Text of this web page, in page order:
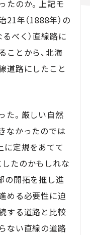
たのか。上記モ
21年（1888年）の
べく）直線路に
ことから、北海
道路にしたこと
た。厳しい自然
なかったのでは
に定規をあてて
たのかもしれな
の開拓を推し進
める必要性に迫
する道路と比較
ない直線の道路